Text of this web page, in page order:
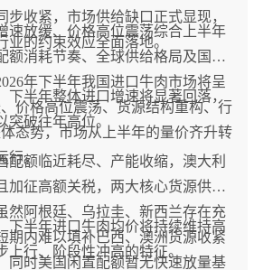
步收紧，市场供给缺口正式显现，
业的约束效应全面落地。
速放缓、价格高位震荡综合上半年
额消耗节奏、全球供给格局及国内
年下半年我国进口牛肉市场将呈
价格高位震荡、货源结构重构、行
态势，市场从上半年的量价齐升转
行。
下半年整体进口增速将显著回落，
突破往年高位。
配额临近耗尽、产能收缩，澳大利
加征高额关税，两大核心货源供给
然阿根廷、乌拉圭、新西兰存在充
期内难以填补巴西、澳洲货源收紧
同时美国闲置配额暂无快速放量基
下半年进口牛肉均价将持续维持高
上行、阶段性冲高的特征。